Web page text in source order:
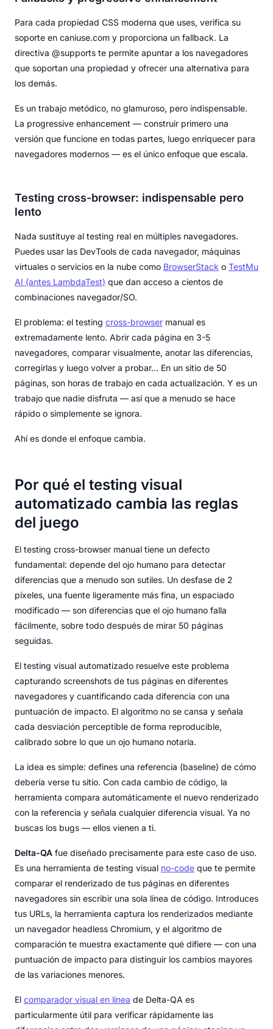
Para cada propiedad CSS moderna que uses, verifica su
soporte en caniuse.com y proporciona un fallback. La
directiva @supports te permite apuntar a los navegadores
que soportan una propiedad y ofrecer una alternativa para
los demás.
Es un trabajo metódico, no glamuroso, pero indispensable.
La progressive enhancement — construir primero una
versión que funcione en todas partes, luego enriquecer para
navegadores modernos — es el único enfoque que escala.
Testing cross-browser: indispensable pero
lento
Nada sustituye al testing real en múltiples navegadores.
Puedes usar las DevTools de cada navegador, máquinas
virtuales o servicios en la nube como BrowserStack o TestMu
AI (antes LambdaTest) que dan acceso a cientos de
combinaciones navegador/SO.
El problema: el testing cross-browser manual es
extremadamente lento. Abrir cada página en 3-5
navegadores, comparar visualmente, anotar las diferencias,
corregirlas y luego volver a probar... En un sitio de 50
páginas, son horas de trabajo en cada actualización. Y es un
trabajo que nadie disfruta — así que a menudo se hace
rápido o simplemente se ignora.
Ahí es donde el enfoque cambia.
Por qué el testing visual
automatizado cambia las reglas
del juego
El testing cross-browser manual tiene un defecto
fundamental: depende del ojo humano para detectar
diferencias que a menudo son sutiles. Un desfase de 2
píxeles, una fuente ligeramente más fina, un espaciado
modificado — son diferencias que el ojo humano falla
fácilmente, sobre todo después de mirar 50 páginas
seguidas.
El testing visual automatizado resuelve este problema
capturando screenshots de tus páginas en diferentes
navegadores y cuantificando cada diferencia con una
puntuación de impacto. El algoritmo no se cansa y señala
cada desviación perceptible de forma reproducible,
calibrado sobre lo que un ojo humano notaría.
La idea es simple: defines una referencia (baseline) de cómo
debería verse tu sitio. Con cada cambio de código, la
herramienta compara automáticamente el nuevo renderizado
con la referencia y señala cualquier diferencia visual. Ya no
buscas los bugs — ellos vienen a ti.
Delta-QA fue diseñado precisamente para este caso de uso.
Es una herramienta de testing visual no-code que te permite
comparar el renderizado de tus páginas en diferentes
navegadores sin escribir una sola línea de código. Introduces
tus URLs, la herramienta captura los renderizados mediante
un navegador headless Chromium, y el algoritmo de
comparación te muestra exactamente qué difiere — con una
puntuación de impacto para distinguir los cambios mayores
de las variaciones menores.
El comparador visual en línea de Delta-QA es
particularmente útil para verificar rápidamente las